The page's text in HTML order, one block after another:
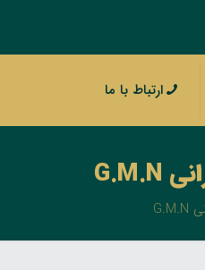
ارتباط با ما